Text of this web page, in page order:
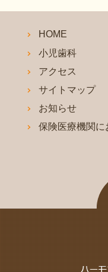
HOME
小児歯科
アクセス
サイトマップ
お知らせ
保険医療機関